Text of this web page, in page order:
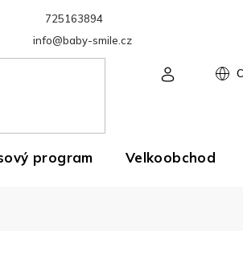
725163894
info@baby-smile.cz
program Velkoobchod